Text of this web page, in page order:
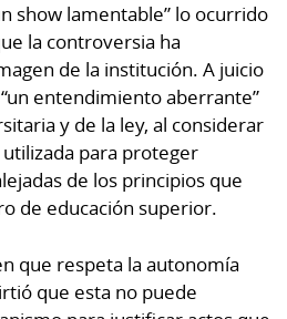
show lamentable” lo ocurrido
la controversia ha
de la institución. A juicio
entendimiento aberrante”
y de la ley, al considerar
para proteger
de los principios que
de educación superior.
que respeta la autonomía
que esta no puede